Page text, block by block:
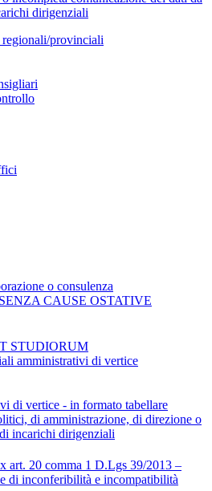
dirigenziali
provinciali
o consulenza
CAUSE OSTATIVE
STUDIORUM
amministrativi di vertice
di vertice - in formato tabellare
di amministrazione, di direzione o
incarichi dirigenziali
art. 20 comma 1 D.Lgs 39/2013 –
di inconferibilità e incompatibilità